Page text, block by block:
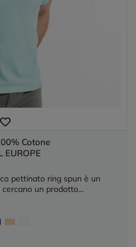
Cotone
EUROPE
pettinato ring spun è un
un prodotto...